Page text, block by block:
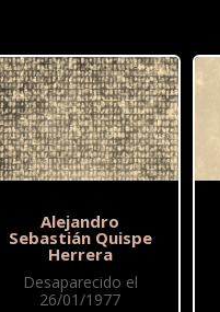
Alejandro
Sebastián Quispe
Herrera
Desaparecido el
26/01/1977